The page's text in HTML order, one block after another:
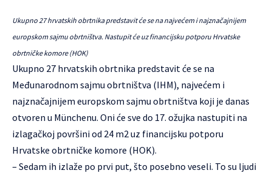
Ukupno 27 hrvatskih obrtnika predstavit će se na najvećem i najznačajnijem
europskom sajmu obrtništva. Nastupit će uz financijsku potporu Hrvatske
obrtničke komore (HOK)
Ukupno 27 hrvatskih obrtnika predstavit će se na
Međunarodnom sajmu obrtništva (IHM), najvećem i
najznačajnijem europskom sajmu obrtništva koji je danas
otvoren u Münchenu. Oni će sve do 17. ožujka nastupiti na
izlagačkoj površini od 24 m2 uz financijsku potporu
Hrvatske obrtničke komore (HOK).
– Sedam ih izlaže po prvi put, što posebno veseli. To su ljudi